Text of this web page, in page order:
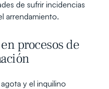
de sufrir incidencias
arrendamiento.
procesos de
y el inquilino